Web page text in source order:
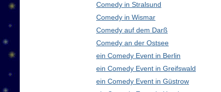
Comedy in Stralsund
Comedy in Wismar
Comedy auf dem Darß
Comedy an der Ostsee
ein Comedy Event in Berlin
ein Comedy Event in Greifswald
ein Comedy Event in Güstrow